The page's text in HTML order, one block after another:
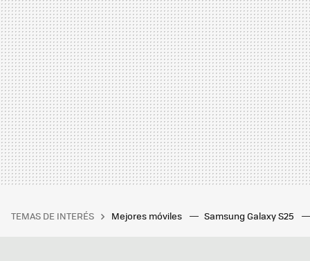
TEMAS DE INTERÉS Mejores móviles Samsung Galaxy S25